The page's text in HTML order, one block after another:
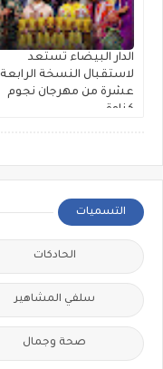
الدار البيضاء تستعد
لاستقبال النسخة الرابعة
عشرة من مهرجان نجوم
كناوة
التسميات
الحادكات
سلفي المشاهير
صحة وجمال